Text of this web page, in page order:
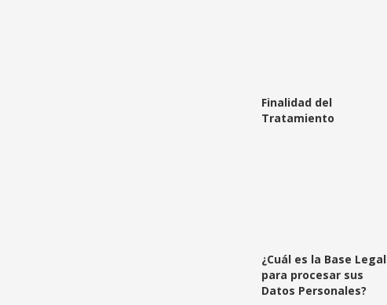
Finalidad del
Tratamiento
¿Cuál es la Base Legal
para procesar sus
Datos Personales?